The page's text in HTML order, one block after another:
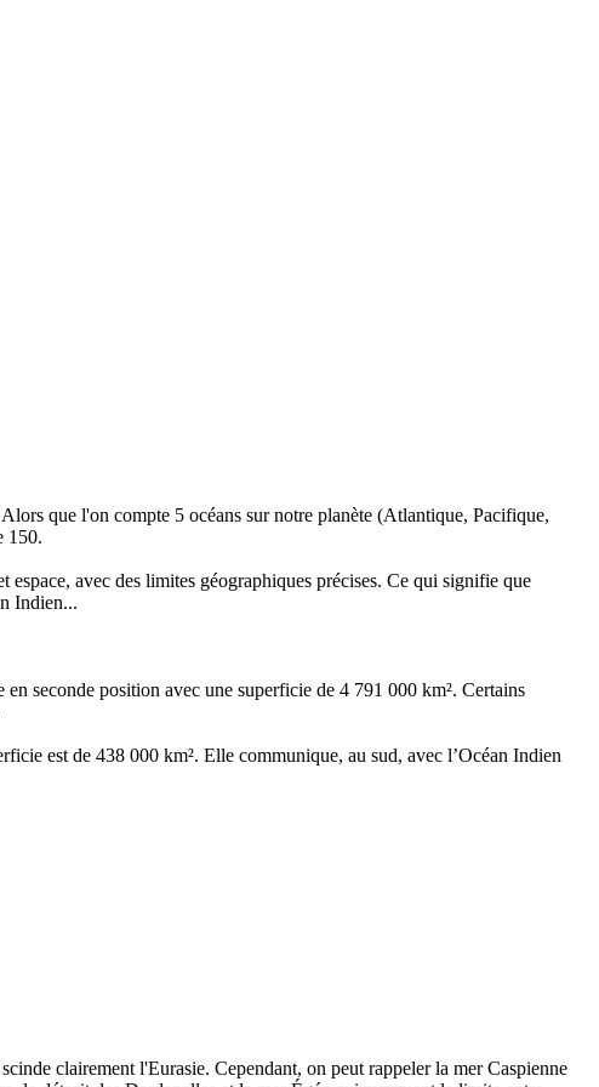
que l'on compte 5 océans sur notre planète (Atlantique, Pacifique,
150.
avec des limites géographiques précises. Ce qui signifie que
Indien...
seconde position avec une superficie de 4 791 000 km². Certains
est de 438 000 km². Elle communique, au sud, avec l’Océan Indien
clairement l'Eurasie. Cependant, on peut rappeler la mer Caspienne